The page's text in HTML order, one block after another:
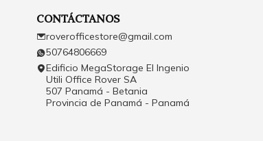
CONTÁCTANOS
roverofficestore@gmail.com
50764806669
Edificio MegaStorage El Ingenio
Utili Office Rover SA
507 Panamá - Betania
Provincia de Panamá - Panamá